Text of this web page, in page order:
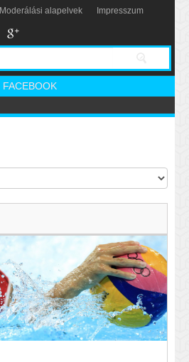
Moderálási alapelvek Impresszum
FACEBOOK